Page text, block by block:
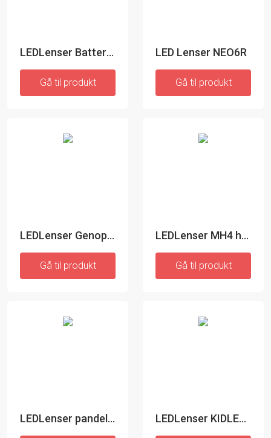
LEDLenser Batteriæske Pro
Gå til produkt
LED Lenser NEO6R
Gå til produkt
LEDLenser Genopladelig Pandelampe ATEX Zone 2
Gå til produkt
LEDLenser MH4 hovedlygte
Gå til produkt
LEDLenser pandelampe MH7 LEDLenser KIDLED4R Genopladelig Pandelampe til børn